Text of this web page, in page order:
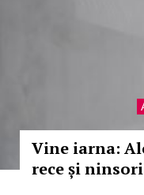
Vine iarna:
rece și